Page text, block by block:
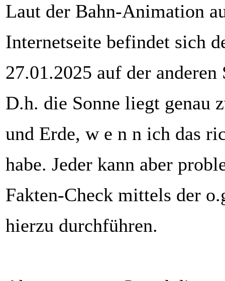
Laut der Bahn-Animation
Internetseite befindet sich
27.01.2025 auf der anderen
D.h. die Sonne liegt genau
und Erde, w e n n ich das
habe. Jeder kann aber
Fakten-Check mittels der
hierzu durchführen.